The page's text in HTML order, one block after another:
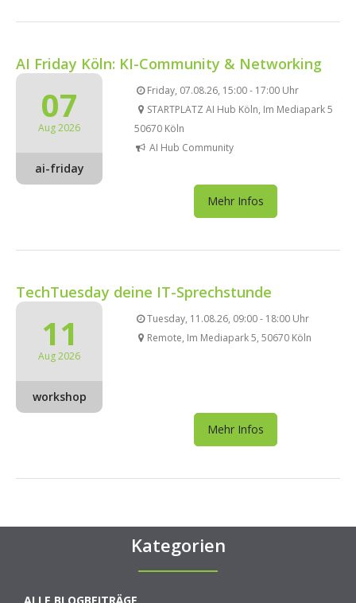
AI Friday Köln: KI-Community & Networking
07
Aug 2026
ai-friday
Friday, 07.08.26, 15:00 - 17:00 Uhr
STARTPLATZ AI Hub Köln, Im Mediapark 5
50670 Köln
AI Hub Community
Mehr Infos
TechTuesday deine IT-Sprechstunde
11
Aug 2026
workshop
Tuesday, 11.08.26, 09:00 - 18:00 Uhr
Remote, Im Mediapark 5, 50670 Köln
Mehr Infos
Kategorien